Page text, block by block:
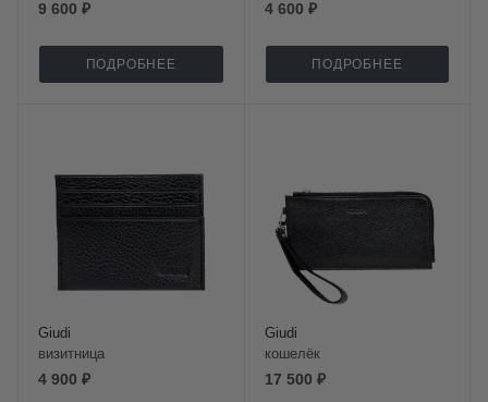
9 600 ₽
ПОДРОБНЕЕ
4 600 ₽
ПОДРОБНЕЕ
Giudi
визитница
4 900 ₽
Giudi
кошелёк
17 500 ₽